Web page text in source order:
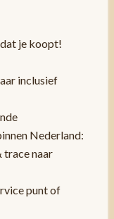
je koopt!
inclusief
Nederland:
trace naar
punt of